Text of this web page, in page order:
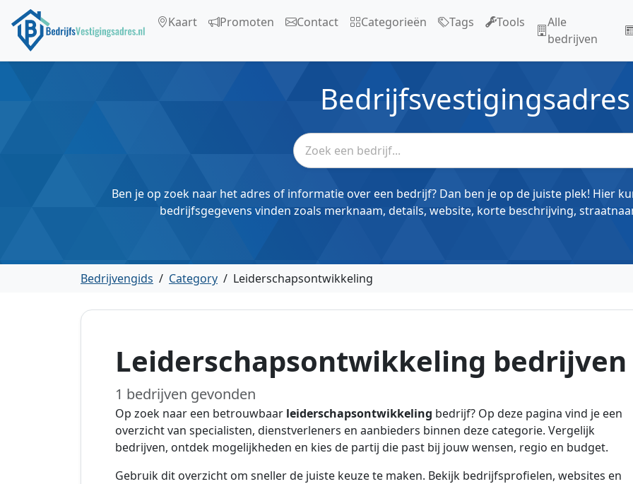
Kaart Promoten Contact Categorieën Tags Tools
Alle
bedrijven
Bedrijfsvestigingsadres
Ben je op zoek naar het adres of informatie over een bedrijf? Dan ben je op de juiste plek! Hier
bedrijfsgegevens vinden zoals merknaam, details, website, korte beschrijving,
Bedrijvengids / Category / Leiderschapsontwikkeling
Leiderschapsontwikkeling bedrijven
1 bedrijven gevonden
Op zoek naar een betrouwbaar leiderschapsontwikkeling bedrijf? Op deze pagina vind je een
overzicht van specialisten, dienstverleners en aanbieders binnen deze categorie. Vergelijk
bedrijven, ontdek mogelijkheden en kies de partij die past bij jouw wensen, regio en budget.
Gebruik dit overzicht om sneller de juiste keuze te maken. Bekijk bedrijfsprofielen, websites en